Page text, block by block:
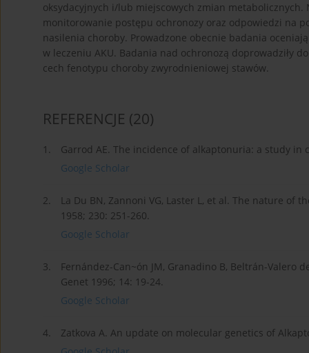
oksydacyjnych i/lub miejscowych zmian
monitorowanie postępu ochronozy oraz odpowiedzi na
nasilenia choroby. Prowadzone obecnie badania
w leczeniu AKU. Badania nad ochronozą doprowadziły
cech fenotypu choroby zwyrodnieniowej stawów.
REFERENCJE (20)
1.
Garrod AE. The incidence of alkaptonuria: a study in
Google Scholar
2.
La Du BN, Zannoni VG, Laster L, et al. The nature
1958; 230: 251-260.
Google Scholar
3.
Fernández-Can~ón JM, Granadino B, Beltrán-Valero
Genet 1996; 14: 19-24.
Google Scholar
4.
Zatkova A. An update on molecular genetics of